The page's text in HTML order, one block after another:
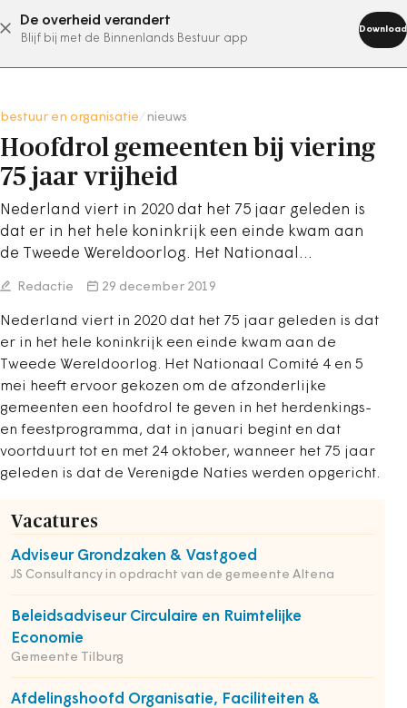
De overheid verandert
Blijf bij met de Binnenlands Bestuur app
Download
abonneer nu
bestuur en organisatie nieuws
Hoofdrol gemeenten bij viering
75 jaar vrijheid
Nederland viert in 2020 dat het 75 jaar geleden is
dat er in het hele koninkrijk een einde kwam aan
de Tweede Wereldoorlog. Het Nationaal…
Redactie 29 december 2019
Nederland viert in 2020 dat het 75 jaar geleden is dat
er in het hele koninkrijk een einde kwam aan de
Tweede Wereldoorlog. Het Nationaal Comité 4 en 5
mei heeft ervoor gekozen om de afzonderlijke
gemeenten een hoofdrol te geven in het herdenkings-
en feestprogramma, dat in januari begint en dat
voortduurt tot en met 24 oktober, wanneer het 75 jaar
geleden is dat de Verenigde Naties werden opgericht.
Vacatures
Adviseur Grondzaken & Vastgoed
JS Consultancy in opdracht van de gemeente Altena
Beleidsadviseur Circulaire en Ruimtelijke
Economie
Gemeente Tilburg
Afdelingshoofd Organisatie, Faciliteiten &